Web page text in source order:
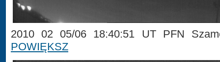
2010 02 05/06 18:40:51 UT PFN
POWIĘKSZ